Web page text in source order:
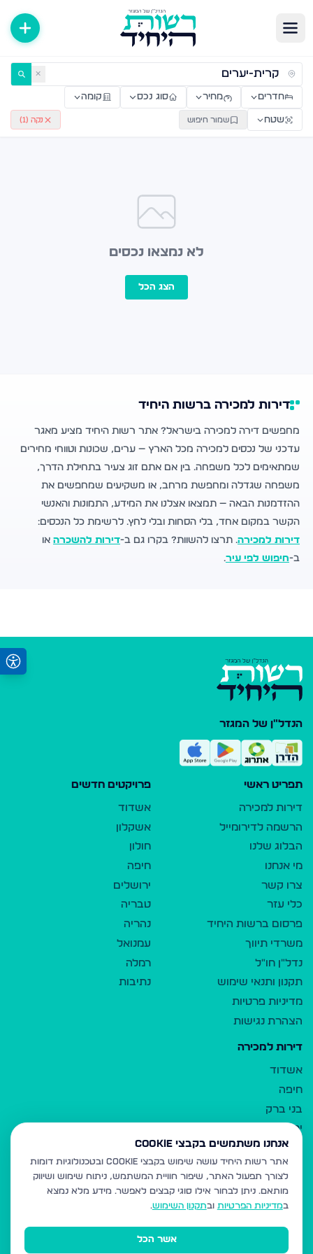
דירות למכירה ולהשכרה — רשות היחיד ✕
חדרים מחיר סוג נכס קומה
שטח שמור חיפוש נקה ( 1
)
לא נמצאו נכסים
הצג הכל
דירות למכירה ברשות היחיד
מחפשים דירה למכירה בישראל? אתר רשות היחיד מציע מאגר
עדכני של נכסים למכירה מכל הארץ — ערים, שכונות וטווחי מחירים
שמתאימים לכל משפחה. בין אם אתם זוג צעיר בתחילת הדרך,
משפחה שגדלה ומחפשת מרחב, או משקיעים שמחפשים את
ההזדמנות הבאה — תמצאו אצלנו את המידע, התמונות והאנשי
הקשר במקום אחד, בלי הסחות ובלי לחץ. לרשימת כל הנכסים:
דירות למכירה. תרצו להשוות? בקרו גם ב-דירות להשכרה או
ב-חיפוש לפי עיר.
הנדל"ן של המגזר
תפריט ראשי
דירות למכירה
הרשמה לדירומייל
הבלוג שלנו
מי אנחנו
צרו קשר
כלי עזר
פרסום ברשות היחיד
משרדי תיווך
נדל"ן חו"ל
תקנון ותנאי שימוש
מדיניות פרטיות
הצהרת נגישות
פרויקטים חדשים
אשדוד
אשקלון
חולון
חיפה
ירושלים
טבריה
נהריה
עמנואל
רמלה
נתיבות
דירות למכירה
אשדוד
חיפה
בני ברק
ירושלים
אלעד
גבעת זאב
בית שמש
רכסים
מודיעין עילית
אנחנו משתמשים בקבצי Cookie
אתר רשות היחיד עושה שימוש בקבצי Cookie ובטכנולוגיות דומות
לצורך תפעול האתר, שיפור חוויית המשתמש, ניתוח שימוש ושיווק
מותאם. ניתן לבחור אילו סוגי קבצים לאפשר. מידע מלא נמצא
במדיניות הפרטיות ובתקנון השימוש.
אשר הכל